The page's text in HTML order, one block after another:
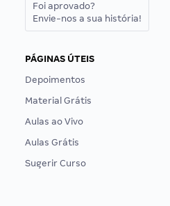
Foi aprovado?
Envie-nos a sua história!
PÁGINAS ÚTEIS
Depoimentos
Material Grátis
Aulas ao Vivo
Aulas Grátis
Sugerir Curso